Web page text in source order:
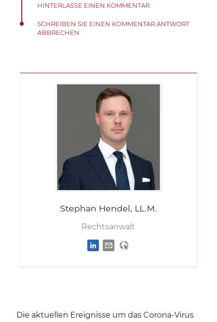
HINTERLASSE EINEN KOMMENTAR
SCHREIBEN SIE EINEN KOMMENTAR ANTWORT
ABBRECHEN
Stephan Hendel, LL.M.
Rechtsanwalt
Die aktuellen Ereignisse um das Corona-Virus